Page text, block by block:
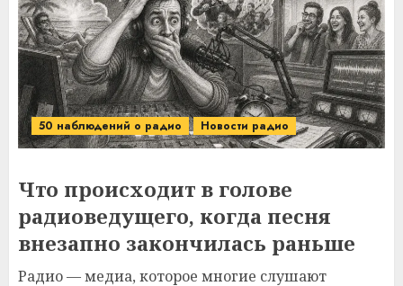
50 наблюдений о радио Новости радио
Что происходит в голове
радиоведущего, когда песня
внезапно закончилась раньше
Радио — медиа, которое многие слушают